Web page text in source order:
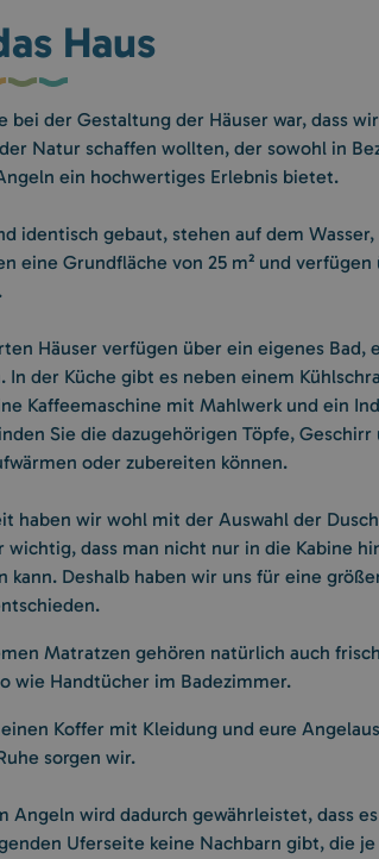
Haus
bei der Gestaltung der Häuser war, dass
Natur schaffen wollten, der sowohl in
ein hochwertiges Erlebnis bietet.
identisch gebaut, stehen auf dem
eine Grundfläche von 25 m² und verfügen
Häuser verfügen über ein eigenes Bad,
In der Küche gibt es neben einem
Kaffeemaschine mit Mahlwerk und ein
Sie die dazugehörigen Töpfe, Geschirr
oder zubereiten können.
haben wir wohl mit der Auswahl der
wichtig, dass man nicht nur in die Kabine
kann. Deshalb haben wir uns für eine
Matratzen gehören natürlich auch
wie Handtücher im Badezimmer.
Koffer mit Kleidung und eure
sorgen wir.
Angeln wird dadurch gewährleistet, dass
Uferseite keine Nachbarn gibt, die